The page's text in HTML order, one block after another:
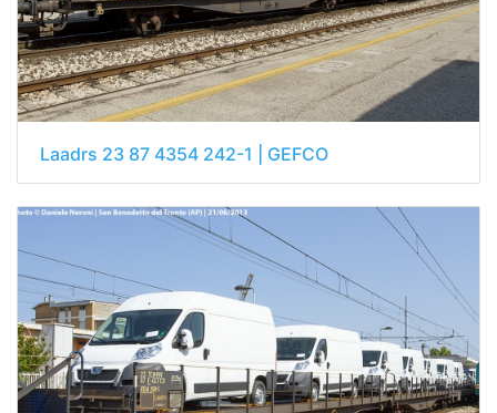
Laadrs 23 87 4354 242-1 | GEFCO